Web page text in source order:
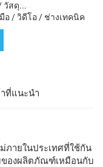
วัสดุ...
/ วิดีโอ / ช่างเทคนิค
ที่แนะนำ
ภายในประเทศที่ใช้กัน
ของผลิตภัณฑ์เหมือนกับ